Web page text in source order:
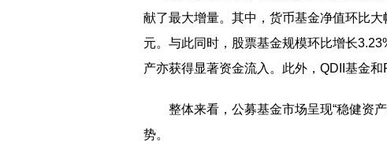
献了最大增量。其中，货币基金净值环比
元。与此同时，股票基金规模环比增长
产亦获得显著资金流入。此外，QDII基金和
整体来看，公募基金市场呈现“稳健资
势。